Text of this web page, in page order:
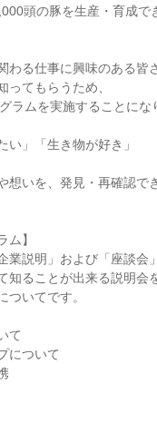
頭の豚を生産・育成で
わる仕事に興味のある皆
ってもらうため、
ラムを実施することにな
い」「生き物が好き」
想いを、発見・再確認で
ム】
業説明」および「座談会
知ることが出来る説明会
ついてです。
て
について